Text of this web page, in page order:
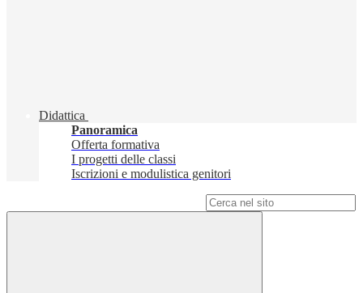
Didattica
Panoramica
Offerta formativa
I progetti delle classi
Iscrizioni e modulistica genitori